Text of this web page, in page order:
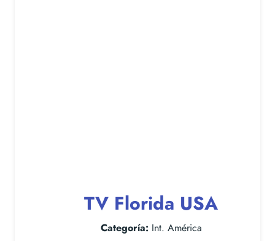
TV Florida USA
Categoría: Int. América